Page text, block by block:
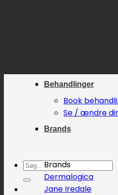
Søg
efter:
Behandlinger
Book
Se / ændre
Brands
Brands
Dermalogica
Jane Iredale